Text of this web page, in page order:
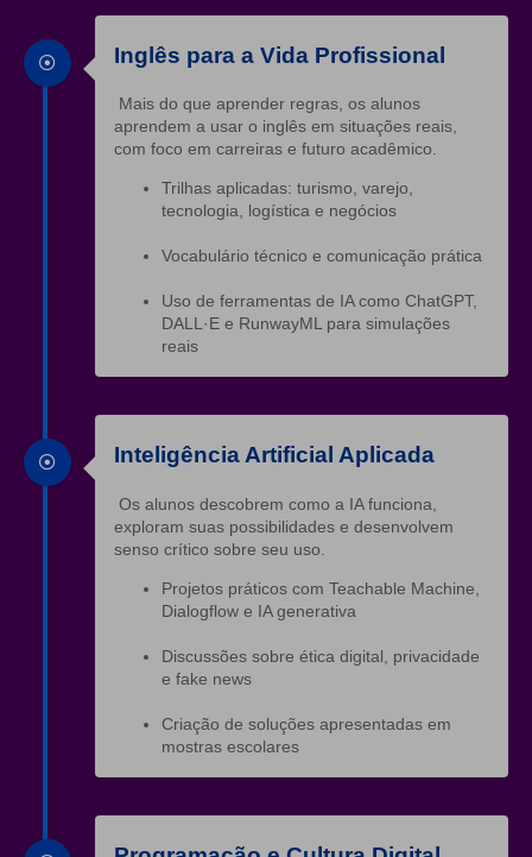
Inglês para a Vida Profissional
Mais do que aprender regras, os alunos
aprendem a usar o inglês em situações reais,
com foco em carreiras e futuro acadêmico.
Trilhas aplicadas: turismo, varejo,
tecnologia, logística e negócios
Vocabulário técnico e comunicação prática
Uso de ferramentas de IA como ChatGPT,
DALL·E e RunwayML para simulações
reais
Inteligência Artificial Aplicada
Os alunos descobrem como a IA funciona,
exploram suas possibilidades e desenvolvem
senso crítico sobre seu uso.
Projetos práticos com Teachable Machine,
Dialogflow e IA generativa
Discussões sobre ética digital, privacidade
e fake news
Criação de soluções apresentadas em
mostras escolares